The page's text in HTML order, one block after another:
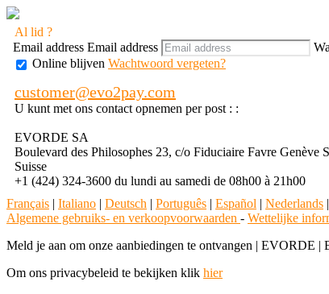
Al lid ?
Email address Email address
Online blijven Wachtwoord vergeten?
customer@evo2pay.com
U kunt met ons contact opnemen per post : :
EVORDE SA
Boulevard des Philosophes 23, c/o Fiduciaire Favre Genève
Suisse
+1 (424) 324-3600 du lundi au samedi de 08h00 à 21h00
Français | Italiano | Deutsch | Português | Español | Nederlands |
Algemene gebruiks- en verkoopvoorwaarden - Wettelijke
Meld je aan om onze aanbiedingen te ontvangen | EVORDE |
Om ons privacybeleid te bekijken klik hier